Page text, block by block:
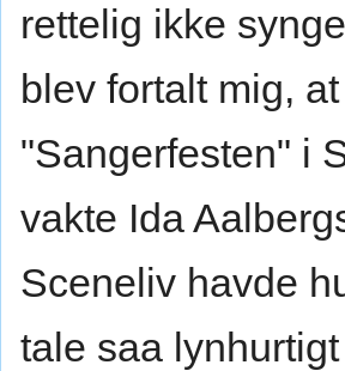
rettelig ikke
blev fortalt mig,
"Sangerfesten" i
vakte Ida
Sceneliv havde
tale saa